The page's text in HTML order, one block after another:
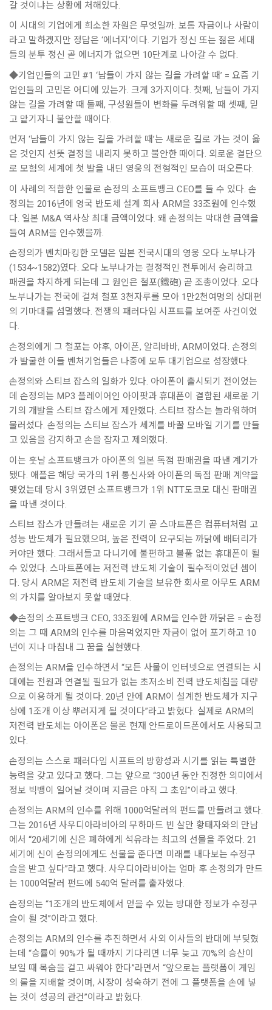
갈 것이냐는 상황에 처해있다.
이 시대의 기업에게 희소한 자원은 무엇일까. 보통 자금이나 사람이
라고 말하겠지만 정답은 ‘에너지’이다. 기업가 정신 또는 젊은 세대
들의 분투 정신 곧 에너지가 없으면 10단계로 나아갈 수 없다.
◆기업인들의 고민 #1 ‘남들이 가지 않는 길을 가려할 때’ = 요즘 기
업인들의 고민은 어디에 있는가. 크게 3가지이다. 첫째, 남들이 가지
않는 길을 가려할 때 둘째, 구성원들이 변화를 두려워할 때 셋째, 믿
고 맡기자니 불안할 때이다.
먼저 ‘남들이 가지 않는 길을 가려할 때’는 새로운 길로 가는 것이 옳
은 것인지 선뜻 결정을 내리지 못하고 불안한 때이다. 외로운 결단으
로 모험의 세계에 첫 발을 내딘 영웅의 전형적인 모습이 떠오른다.
이 사례의 적합한 인물로 손정의 소프트뱅크 CEO를 들 수 있다. 손
정의는 2016년에 영국 반도체 설계 회사 ARM을 33조원에 인수했
다. 일본 M&A 역사상 최대 금액이었다. 왜 손정의는 막대한 금액을
들여 ARM을 인수했을까.
손정의가 벤치마킹한 모델은 일본 전국시대의 영웅 오다 노부나가
(1534~1582)였다. 오다 노부나가는 결정적인 전투에서 승리하고
패권을 차지하게 되는데 그 원인은 철포(鐵砲) 곧 조총이었다. 오다
노부나가는 전국에 걸쳐 철포 3천자루를 모아 1만2천여명의 상대편
의 기마대를 섬멸했다. 전쟁의 패러다임 시프트를 보여준 사건이었
다.
손정의에게 그 철포는 야후, 아이폰, 알리바바, ARM이었다. 손정의
가 발굴한 이들 벤처기업들은 나중에 모두 대기업으로 성장했다.
손정의와 스티브 잡스의 일화가 있다. 아이폰이 출시되기 전이었는
데 손정의는 MP3 플레이어인 아이팟과 휴대폰이 결합된 새로운 기
기의 개발을 스티브 잡스에게 제안했다. 스티브 잡스는 놀라워하며
물러섰다. 손정의는 스티브 잡스가 세계를 바꿀 모바일 기기를 만들
고 있음을 감지하고 손을 잡자고 제의했다.
이는 훗날 소프트뱅크가 아이폰의 일본 독점 판매권을 따낸 계기가
됐다. 애플은 해당 국가의 1위 통신사와 아이폰의 독점 판매 계약을
맺었는데 당시 3위였던 소프트뱅크가 1위 NTT도코모 대신 판매권
을 따낸 것이다.
스티브 잡스가 만들려는 새로운 기기 곧 스마트폰은 컴퓨터처럼 고
성능 반도체가 필요했으며, 높은 전력이 요구되는 까닭에 배터리가
커야만 했다. 그래서들고 다니기에 불편하고 볼품 없는 휴대폰이 될
수 있었다. 스마트폰에는 저전력 반도체 기술이 필수적이었던 셈이
다. 당시 ARM은 저전력 반도체 기술을 보유한 회사로 아무도 ARM
의 가치를 알아보지 못할 때였다.
◆손정의 소프트뱅크 CEO, 33조원에 ARM을 인수한 까닭은 = 손정
의는 그 때 ARM의 인수를 마음먹었지만 자금이 없어 포기하고 10
년이 지나 마침내 그 꿈을 실현했다.
손정의는 ARM을 인수하면서 “모든 사물이 인터넷으로 연결되는 시
대에는 전원과 연결될 필요가 없는 초저소비 전력 반도체칩을 대량
으로 이용하게 될 것이다. 20년 안에 ARM이 설계한 반도체가 지구
상에 1조개 이상 뿌려지게 될 것이다”라고 밝혔다. 실제로 ARM의
저전력 반도체는 아이폰은 물론 현재 안드로이드폰에서도 사용되고
있다.
손정의는 스스로 패러다임 시프트의 방향성과 시기를 읽는 특별한
능력을 갖고 있다고 했다. 그는 앞으로 “300년 동안 진정한 의미에서
정보 빅뱅이 일어날 것이며 지금은 아직 그 초입”이라고 했다.
손정의는 ARM의 인수를 위해 1000억달러의 펀드를 만들려고 했다.
그는 2016년 사우디아라비아의 무하마드 빈 살만 황태자와의 만남
에서 “20세기에 신은 폐하에게 석유라는 최고의 선물을 주었다. 21
세기에 신이 손정의에게도 선물을 준다면 미래를 내다보는 수정구
슬을 받고 싶다”라고 했다. 사우디아라비아는 얼마 후 손정의가 만드
는 1000억달러 펀드에 540억 달러를 출자했다.
손정의는 “1조개의 반도체에서 얻을 수 있는 방대한 정보가 수정구
슬이 될 것”이라고 했다.
손정의는 ARM의 인수를 추진하면서 사외 이사들의 반대에 부딪혔
는데 “승률이 90%가 될 때까지 기다리면 너무 늦고 70%의 승산이
보일 때 목숨을 걸고 싸워야 한다”라면서 “앞으로는 플랫폼이 게임
의 룰을 지배할 것이며, 시장이 성숙하기 전에 그 플랫폼을 손에 넣
는 것이 성공의 관건”이라고 밝혔다.